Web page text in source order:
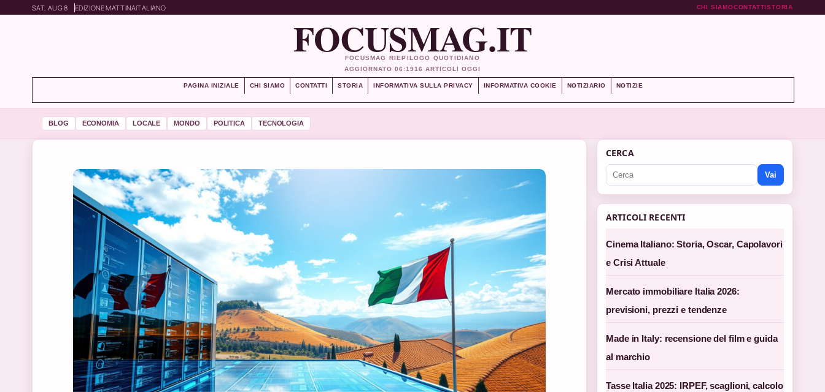
SAT, AUG 8 EDIZIONE MATTINAITALIANO CHI SIAMOCONTATTISTORIA
FOCUSMAG.IT
FOCUSMAG RIEPILOGO QUOTIDIANO
AGGIORNATO 06:1916 ARTICOLI OGGI
PAGINA INIZIALE CHI SIAMO CONTATTI STORIA INFORMATIVA SULLA PRIVACY INFORMATIVA COOKIE NOTIZIARIO NOTIZIE
BLOG ECONOMIA LOCALE MONDO POLITICA TECNOLOGIA
CERCA
Vai
ARTICOLI RECENTI
Cinema Italiano: Storia, Oscar, Capolavori
e Crisi Attuale
Mercato immobiliare Italia 2026:
previsioni, prezzi e tendenze
Made in Italy: recensione del film e guida
al marchio
Tasse Italia 2025: IRPEF, scaglioni, calcolo